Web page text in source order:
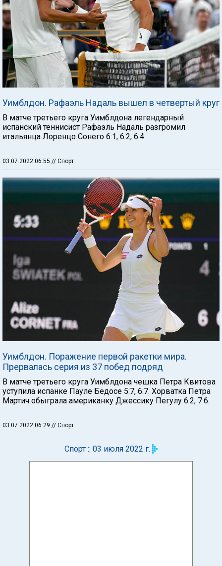
Уимблдон. Рафаэль Надаль вышел в четвертый круг
В матче третьего круга Уимблдона легендарный
испанский теннисист Рафаэль Надаль разгромил
итальянца Лоренцо Сонего 6:1, 6:2, 6:4.
03.07.2022 06:55 // Спорт
Уимблдон. Поражение первой ракетки мира.
Прервалась серия из 37 побед подряд
В матче третьего круга Уимблдона чешка Петра Квитова
уступила испанке Пауле Бедосе 5:7, 6:7. Хорватка Петра
Мартич обыграла американку Джессику Пегулу 6:2, 7:6.
03.07.2022 06:29 // Спорт
Спорт :: 03 июля 2022 г.